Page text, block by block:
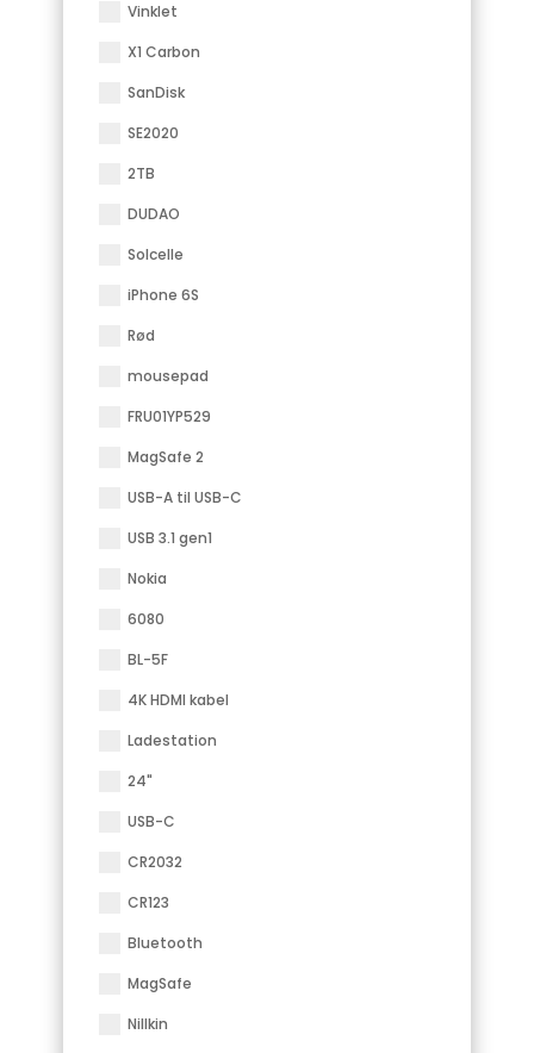
Vinklet
X1 Carbon
SanDisk
SE2020
2TB
DUDAO
Solcelle
iPhone 6S
Rød
mousepad
FRU01YP529
MagSafe 2
USB-A til USB-C
USB 3.1 gen1
Nokia
6080
BL-5F
4K HDMI kabel
Ladestation
24"
USB-C
CR2032
CR123
Bluetooth
MagSafe
Nillkin